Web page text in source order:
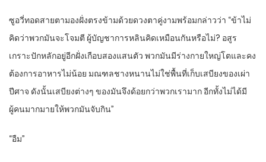
ซูอวี่ทอดสายตามองฝั่งตรงข้ามด้วยดวงตาคู่งามพร้อมกล่าวว่า “ข้าไม่
คิดว่าพวกมันจะโจมตี ผู้บัญชาการหลินคิดเหมือนกันหรือไม่? อสูร
เกราะปักหลักอยู่อีกฝั่งเกือบสองแสนตัว พวกมันมีร่างกายใหญ่โตและคง
ต้องการอาหารไม่น้อย มณฑลชางหนานไม่ใช่พื้นที่เก็บเสบียงของเผ่า
ปีศาจ ดังนั้นเสบียงต่างๆ ของมันจึงด้อยกว่าพวกเรามาก อีกทั้งไม่ได้มี
ผู้คนมากมายให้พวกมันจับกิน”
“อืม”